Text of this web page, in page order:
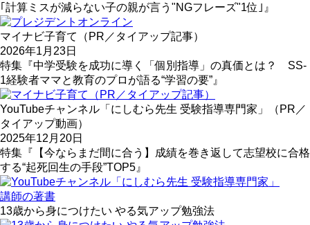
｢計算ミスが減らない子の親が言う"NGフレーズ"1位｣』
マイナビ子育て（PR／タイアップ記事）
2026年1月23日
特集『中学受験を成功に導く「個別指導」の真価とは？ SS-
1経験者ママと教育のプロが語る“学習の要”』
YouTubeチャンネル「にしむら先生 受験指導専門家」（PR／
タイアップ動画）
2025年12月20日
特集『【今ならまだ間に合う】成績を巻き返して志望校に合格
する“起死回生の手段”TOP5』
講師の著書
13歳から身につけたい やる気アップ勉強法